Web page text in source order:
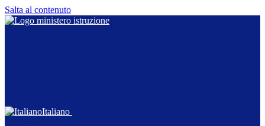
Salta al contenuto
Italiano